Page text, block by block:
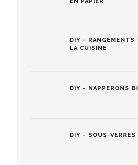
EN PAPIER
DIY – RANGEMENTS
LA CUISINE
DIY – NAPPERONS
DIY – SOUS-VERRES